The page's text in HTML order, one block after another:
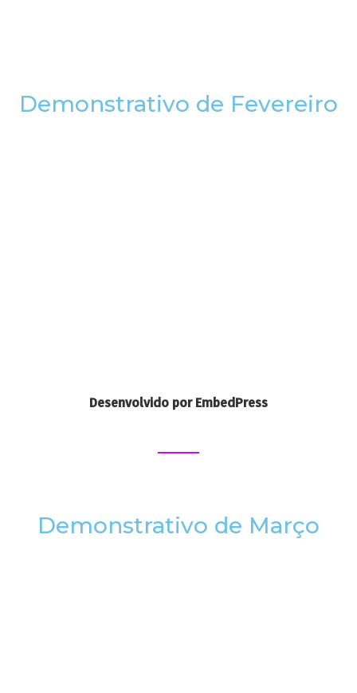
Demonstrativo de Fevereiro
Desenvolvido por EmbedPress
Demonstrativo de Março